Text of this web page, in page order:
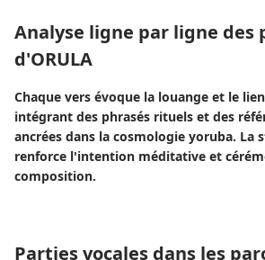
Analyse ligne par ligne des
d'ORULA
Chaque vers évoque la louange et le
intégrant des phrasés rituels et des
ancrées dans la cosmologie yoruba. La
renforce l'intention méditative et
composition.
Parties vocales dans les